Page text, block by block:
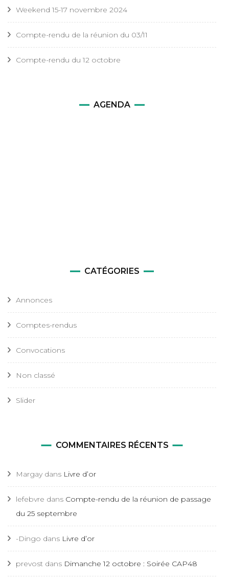
Weekend 15-17 novembre 2024
Compte-rendu de la réunion du 03/11
Compte-rendu du 12 octobre
AGENDA
CATÉGORIES
Annonces
Comptes-rendus
Convocations
Non classé
Slider
COMMENTAIRES RÉCENTS
Margay dans Livre d’or
lefebvre dans Compte-rendu de la réunion de passage
du 25 septembre
-Dingo dans Livre d’or
prevost dans Dimanche 12 octobre : Soirée CAP48